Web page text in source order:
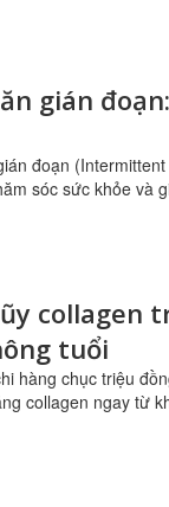
gián
đoạn
sóc sức khỏe và
collagen
tuổi
hàng chục triệu
collagen ngay từ